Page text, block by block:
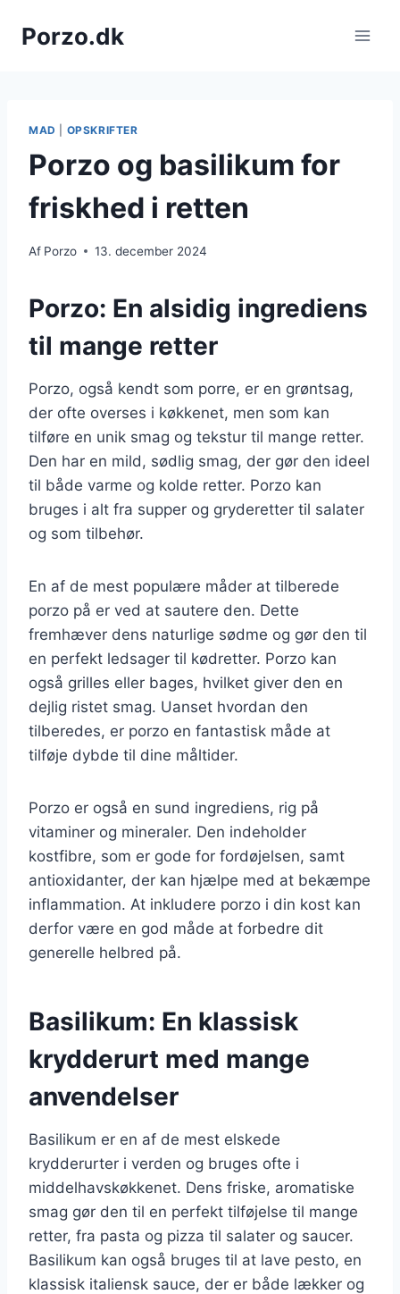
Porzo.dk
MAD OPSKRIFTER
Porzo og basilikum for
friskhed i retten
Af Porzo 13. december 2024
Porzo: En alsidig ingrediens
til mange retter
Porzo, også kendt som porre, er en grøntsag,
der ofte overses i køkkenet, men som kan
tilføre en unik smag og tekstur til mange retter.
Den har en mild, sødlig smag, der gør den ideel
til både varme og kolde retter. Porzo kan
bruges i alt fra supper og gryderetter til salater
og som tilbehør.
En af de mest populære måder at tilberede
porzo på er ved at sautere den. Dette
fremhæver dens naturlige sødme og gør den til
en perfekt ledsager til kødretter. Porzo kan
også grilles eller bages, hvilket giver den en
dejlig ristet smag. Uanset hvordan den
tilberedes, er porzo en fantastisk måde at
tilføje dybde til dine måltider.
Porzo er også en sund ingrediens, rig på
vitaminer og mineraler. Den indeholder
kostfibre, som er gode for fordøjelsen, samt
antioxidanter, der kan hjælpe med at bekæmpe
inflammation. At inkludere porzo i din kost kan
derfor være en god måde at forbedre dit
generelle helbred på.
Basilikum: En klassisk
krydderurt med mange
anvendelser
Basilikum er en af de mest elskede
krydderurter i verden og bruges ofte i
middelhavskøkkenet. Dens friske, aromatiske
smag gør den til en perfekt tilføjelse til mange
retter, fra pasta og pizza til salater og saucer.
Basilikum kan også bruges til at lave pesto, en
klassisk italiensk sauce, der er både lækker og